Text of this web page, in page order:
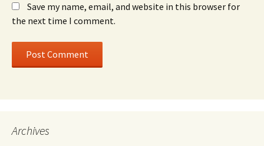
Save my name, email, and website in this browser for
the next time I comment.
Archives